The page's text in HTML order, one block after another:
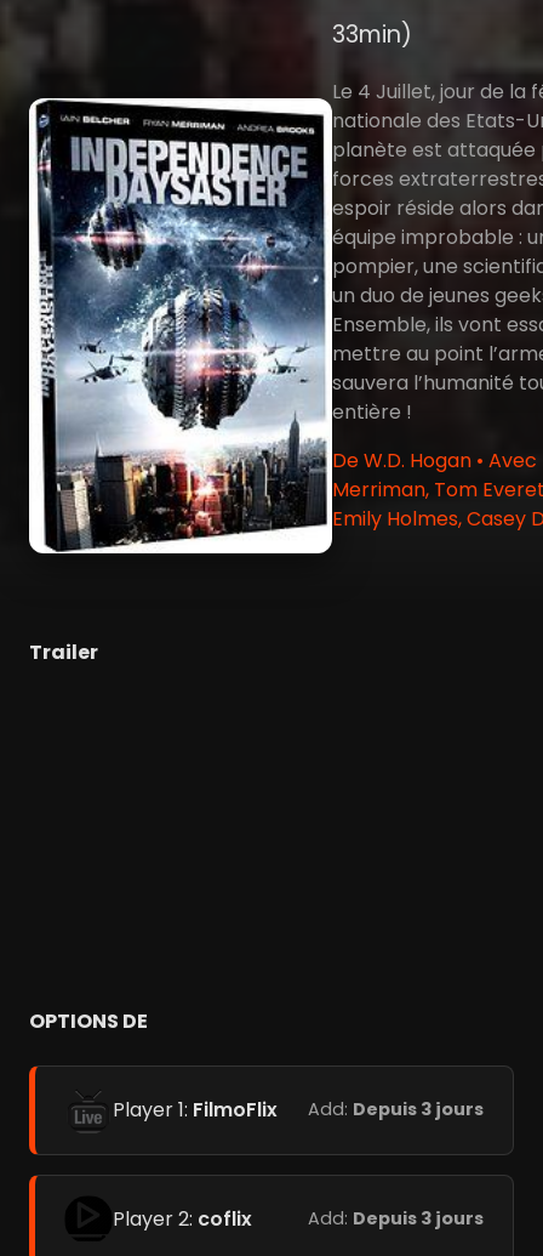
33min)
Le 4 Juillet, jour de la
nationale des Etats-
planète est attaquée
forces
espoir réside alors
équipe improbable :
pompier, une
un duo de jeunes
Ensemble, ils vont
mettre au point
sauvera l’humanité
entière !
De W.D. Hogan •
Merriman, Tom
Emily Holmes, Casey
Trailer
OPTIONS DE
Player 1: FilmoFlix Add: Depuis 3 jours
Player 2: coflix Add: Depuis 3 jours